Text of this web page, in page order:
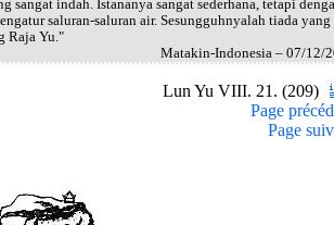
sangat indah. Istananya sangat sederhana, tetapi
saluran-saluran air. Sesungguhnyalah tiada yang
Raja Yu."
Matakin-Indonesia – 07/12/
Lun Yu VIII. 21. (209)
Page
Page